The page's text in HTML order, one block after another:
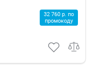
32 760 р. по
промокоду